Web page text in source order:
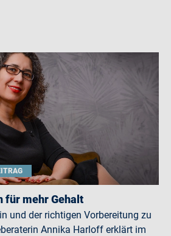
für mehr Gehalt
und der richtigen Vorbereitung zu
Annika Harloff erklärt im